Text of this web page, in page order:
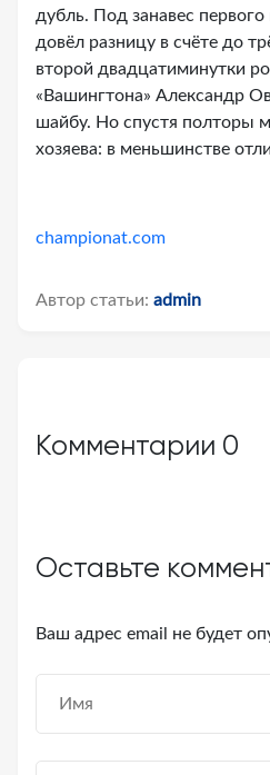
дубль. Под занавес
довёл разницу в счёте до
второй двадцатиминутки
«Вашингтона» Александр
шайбу. Но спустя полторы
хозяева: в меньшинстве
championat.com
Автор статьи: admin
Комментарии 0
Оставьте
Ваш адрес email не будет